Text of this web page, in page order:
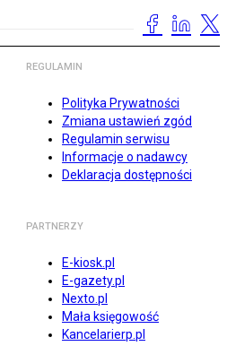
REGULAMIN
Polityka Prywatności
Zmiana ustawień zgód
Regulamin serwisu
Informacje o nadawcy
Deklaracja dostępności
PARTNERZY
E-kiosk.pl
E-gazety.pl
Nexto.pl
Mała księgowość
Kancelarierp.pl